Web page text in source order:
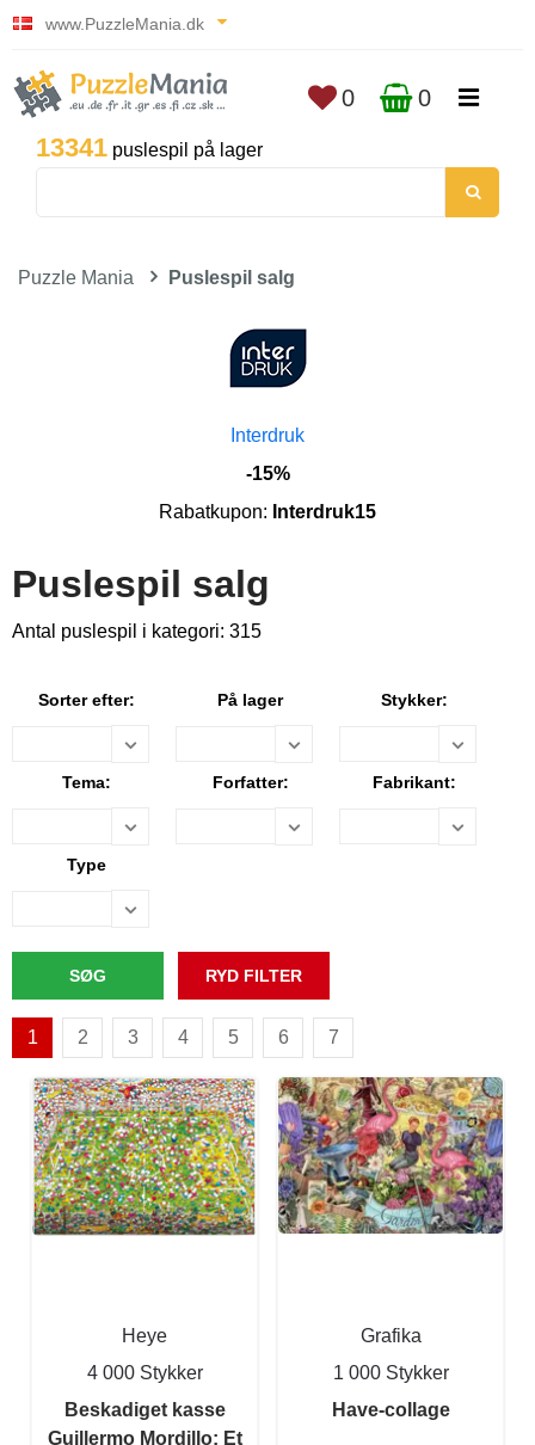
www.PuzzleMania.dk
13341 puslespil på lager
0 0
Puzzle Mania Puslespil salg
Interdruk
-15%
Rabatkupon: Interdruk15
Puslespil salg
Antal puslespil i kategori: 315
Sorter efter: På lager Stykker:
Tema: Forfatter: Fabrikant:
Type
1 2 3 4 5 6 7
Heye
4 000 Stykker
Beskadiget kasse
Guillermo Mordillo: Et
Grafika
1 000 Stykker
Have-collage